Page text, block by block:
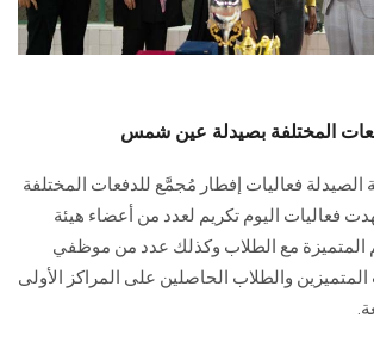
المختلفة بصيدلة عين شمس
الصيدلة فعاليات إفطار مُجمَّع للدفعات المختلفة
فعاليات اليوم تكريم لعدد من أعضاء هيئة
المتميزة مع الطلاب وكذلك عدد من موظفي
والطلاب الحاصلين على المراكز الأولى